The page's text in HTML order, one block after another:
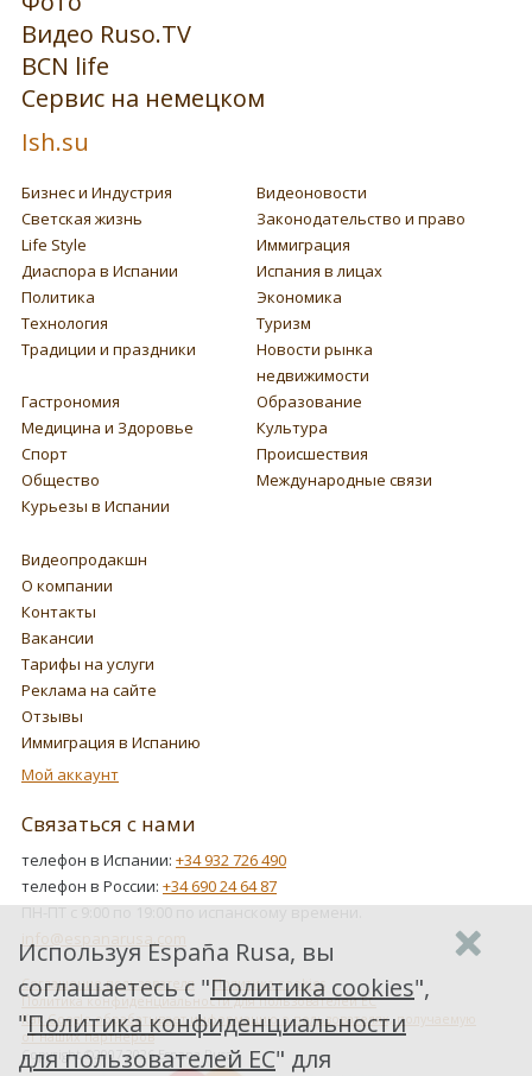
Видео Ruso.TV
BCN life
Сервис на немецком
Ish.su
Бизнес и Индустрия
Видеоновости
Светская жизнь
Законодательство и право
Life Style
Иммиграция
Диаспора в Испании
Испания в лицах
Политика
Экономика
Технология
Туризм
Традиции и праздники
Новости рынка
недвижимости
Гастрономия
Образование
Медицина и Здоровье
Культура
Спорт
Происшествия
Общество
Международные связи
Курьезы в Испании
Видеопродакшн
О компании
Контакты
Вакансии
Тарифы на услуги
Реклама на сайте
Отзывы
Иммиграция в Испанию
Мой аккаунт
Связаться с нами
телефон в Испании: +34 932 726 490
телефон в России: +34 690 24 64 87
ПН-ПТ с 9:00 по 19:00 по испанскому времени.
info@espanarusa.com
Соглашение пользователя
Политика cookies
Политика конфиденциальности для пользователей ЕС
Как Google обрабатывает информацию о пользователях, получаемую
от наших партнеров
Copyright ©2007-2026 Espana Rusa
Используя España Rusa, вы
соглашаетесь с "Политика cookies",
"Политика конфиденциальности
для пользователей ЕС" для